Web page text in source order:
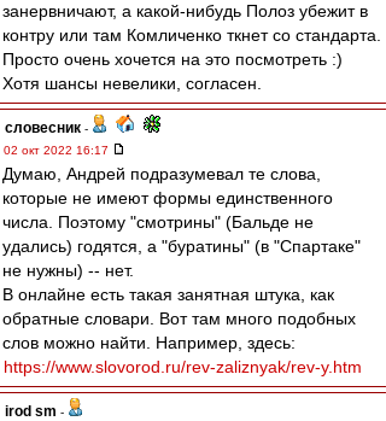
занервничают, а какой-нибудь Полоз убежит в
контру или там Комличенко ткнет со стандарта.
Просто очень хочется на это посмотреть :)
Хотя шансы невелики, согласен.
словесник -
02 окт 2022 16:17
Думаю, Андрей подразумевал те слова,
которые не имеют формы единственного
числа. Поэтому "смотрины" (Бальде не
удались) годятся, а "буратины" (в "Спартаке"
не нужны) -- нет.
В онлайне есть такая занятная штука, как
обратные словари. Вот там много подобных
слов можно найти. Например, здесь:
https://www.slovorod.ru/rev-zaliznyak/rev-y.htm
irod sm -